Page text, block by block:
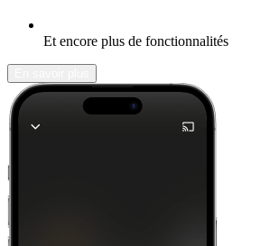
Et encore plus de fonctionnalités